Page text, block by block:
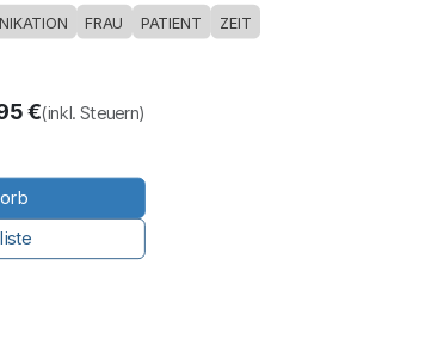
FRAU PATIENT ZEIT
€(inkl. Steuern)